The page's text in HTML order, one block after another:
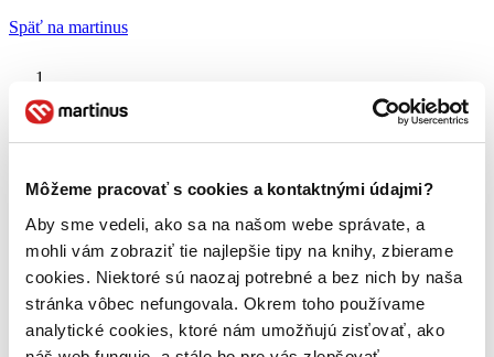
Môžeme pracovať s cookies a kontaktnými údajmi?
Aby sme vedeli, ako sa na našom webe správate, a
mohli vám zobraziť tie najlepšie tipy na knihy, zbierame
cookies. Niektoré sú naozaj potrebné a bez nich by naša
stránka vôbec nefungovala. Okrem toho používame
analytické cookies, ktoré nám umožňujú zisťovať, ako
Späť na martinus
Hačikó – Príbeh psa
O nás
Náš príbeh
Galéria Martinusu
Zodpovednosť
Sme B Corp